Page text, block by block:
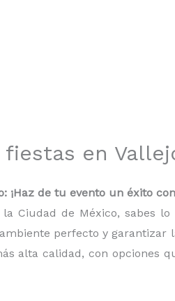
fiestas en
¡Haz de tu evento un éxito
Ciudad de México, sabes
perfecto y garantizar
alta calidad, con opciones